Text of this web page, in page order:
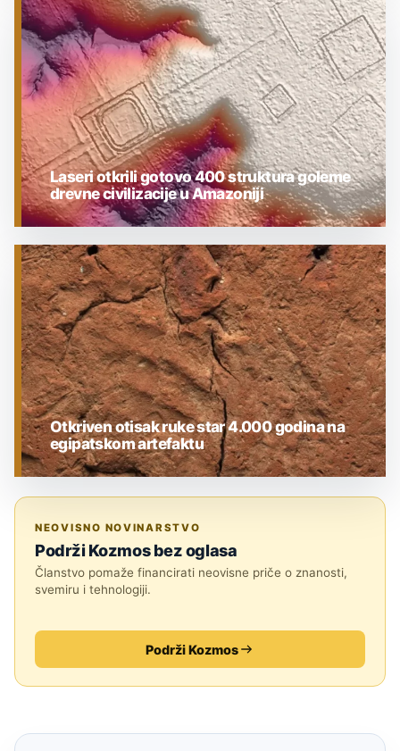
ARHEOLOGIJA
ARHEOLOGIJA
Laseri otkrili gotovo 400 struktura goleme
drevne civilizacije u Amazoniji
Otkriven otisak ruke star 4.000 godina na
egipatskom artefaktu
NEOVISNO NOVINARSTVO
Podrži Kozmos bez oglasa
Članstvo pomaže financirati neovisne priče o znanosti,
svemiru i tehnologiji.
Podrži Kozmos